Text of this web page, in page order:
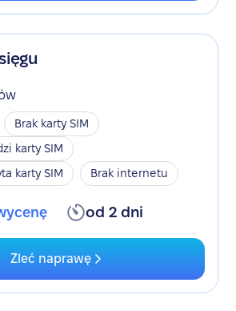
Brak karty SIM
karty SIM
karty SIM
Brak internetu
od 2 dni
Zleć naprawę